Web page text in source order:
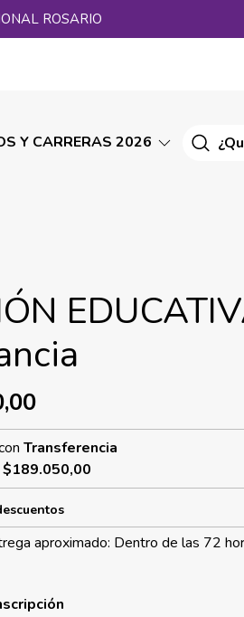
ROSARIO
Y CARRERAS 2026
Transferencia
$189.050,00
aproximado: Dentro de las 72